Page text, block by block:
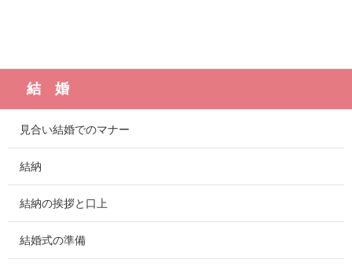
結 婚
見合い結婚でのマナー
結納
結納の挨拶と口上
結婚式の準備